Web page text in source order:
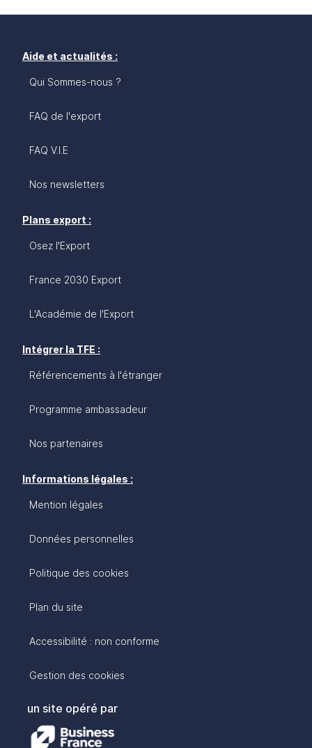
Aide et actualités :
Qui Sommes-nous ?
FAQ de l'export
FAQ V.I.E
Nos newsletters
Plans export :
Osez l'Export
France 2030 Export
L'Académie de l'Export
Intégrer la TFE :
Référencements à l'étranger
Programme ambassadeur
Nos partenaires
Informations légales :
Mention légales
Données personnelles
Politique des cookies
Plan du site
Accessibilité : non conforme
Gestion des cookies
un site opéré par